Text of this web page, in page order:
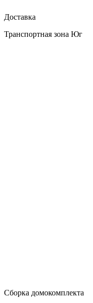
Доставка
Транспортная зона Юг
Сборка домокомплекта